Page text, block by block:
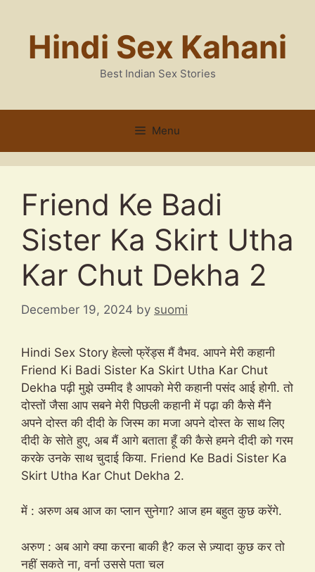
contentHindi Sex Kahani
Best Indian Sex Stories
Menu
Friend Ke Badi
Sister Ka Skirt Utha
Kar Chut Dekha 2
December 19, 2024 by suomi
Hindi Sex Story हेल्लो फ्रेंड्स मैं वैभव. आपने मेरी कहानी
Friend Ki Badi Sister Ka Skirt Utha Kar Chut
Dekha पढ़ी मुझे उम्मीद है आपको मेरी कहानी पसंद आई होगी. तो
दोस्तों जैसा आप सबने मेरी पिछली कहानी में पढ़ा की कैसे मैंने
अपने दोस्त की दीदी के जिस्म का मजा अपने दोस्त के साथ लिए
दीदी के सोते हुए, अब मैं आगे बताता हूँ की कैसे हमने दीदी को गरम
करके उनके साथ चुदाई किया. Friend Ke Badi Sister Ka
Skirt Utha Kar Chut Dekha 2.
में : अरुण अब आज का प्लान सुनेगा? आज हम बहुत कुछ करेंगे.
अरुण : अब आगे क्या करना बाकी है? कल से ज़्यादा कुछ कर तो
नहीं सकते ना, वर्ना उससे पता चल